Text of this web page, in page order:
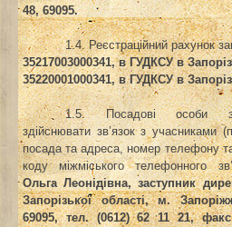
48, 69095.
1.4. Реєстраційний рахунок
35217003000341, в ГУДКСУ в
35220001000341, в ГУДКСУ в
1.5. Посадові особи
здійснювати зв’язок з учасниками
посада та адреса, номер телефону
коду міжміського телефонного
Ольга Леонідівна, заступник
Запорізької області, м.
69095, тел. (0612) 62 11 21,